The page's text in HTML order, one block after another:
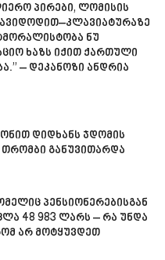
პირები, ლომისის
ავიდოდით–კლავიატურაზე
ნუ
ხაზს იქით ქართული
– დეკანოზი ანდრია
დიდხანს ჯდომის
განუვითარდა
პენსიონერებისგან
48 983 ლარს – რა უნდა
არ მოტყუვდეთ